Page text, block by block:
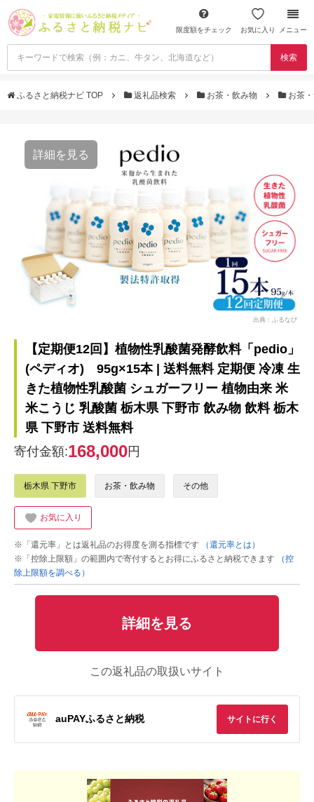
限度額をチェック お気に入り メニュー
検索
ふるさと納税ナビ TOP 返礼品検索 お茶・飲み物 お茶
詳細を見る
出典：ふるなび
【定期便12回】植物性乳酸菌発酵飲料「pedio」
(ペディオ) 95g×15本 | 送料無料 定期便 冷凍 生
きた植物性乳酸菌 シュガーフリー 植物由来 米
米こうじ 乳酸菌 栃木県 下野市 飲み物 飲料 栃木
県 下野市 送料無料
寄付金額:168,000円
栃木県 下野市 お茶・飲み物 その他
お気に入り
※「還元率」とは返礼品のお得度を測る指標です
（還元率とは）
※「控除上限額」の範囲内で寄付するとお得にふるさと納税できます
（控
除上限額を調べる）
詳細を見る
この返礼品の取扱いサイト
auPAYふるさと納税 サイトに行く